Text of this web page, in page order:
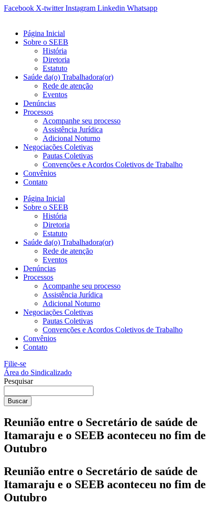
Ir
conteúdo
Facebook X-twitter Instagram Linkedin Whatsapp
Página Inicial
Sobre o SEEB
História
Diretoria
Estatuto
Saúde da(o) Trabalhadora(or)
Rede de atenção
Eventos
Denúncias
Processos
Acompanhe seu processo
Assistência Jurídica
Adicional Noturno
Negociações Coletivas
Pautas Coletivas
Convenções e Acordos Coletivos de Trabalho
Convênios
Contato
Página Inicial
Sobre o SEEB
História
Diretoria
Estatuto
Saúde da(o) Trabalhadora(or)
Rede de atenção
Eventos
Denúncias
Processos
Acompanhe seu processo
Assistência Jurídica
Adicional Noturno
Negociações Coletivas
Pautas Coletivas
Convenções e Acordos Coletivos de Trabalho
Convênios
Contato
Filie-se
Área do Sindicalizado
Pesquisar
Buscar
Reunião entre o Secretário de saúde de
Itamaraju e o SEEB aconteceu no fim de
Outubro
Reunião entre o Secretário de saúde de
Itamaraju e o SEEB aconteceu no fim de
Outubro